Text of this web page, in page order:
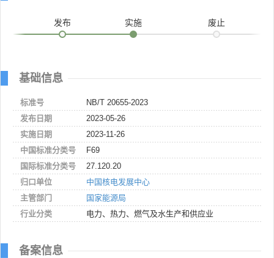
发布 实施 废止
基础信息
标准号
NB/T 20655-2023
发布日期
2023-05-26
实施日期
2023-11-26
中国标准分类号
F69
国际标准分类号
27.120.20
归口单位
中国核电发展中心
主管部门
国家能源局
行业分类
电力、热力、燃气及水生产和供应业
备案信息